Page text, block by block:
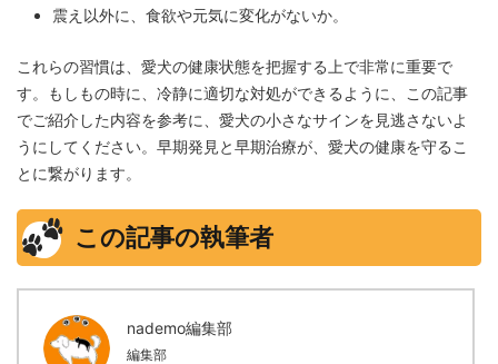
震え以外に、食欲や元気に変化がないか。
これらの習慣は、愛犬の健康状態を把握する上で非常に重要で
す。もしもの時に、冷静に適切な対処ができるように、この記事
でご紹介した内容を参考に、愛犬の小さなサインを見逃さないよ
うにしてください。早期発見と早期治療が、愛犬の健康を守るこ
とに繋がります。
この記事の執筆者
nademo編集部
編集部